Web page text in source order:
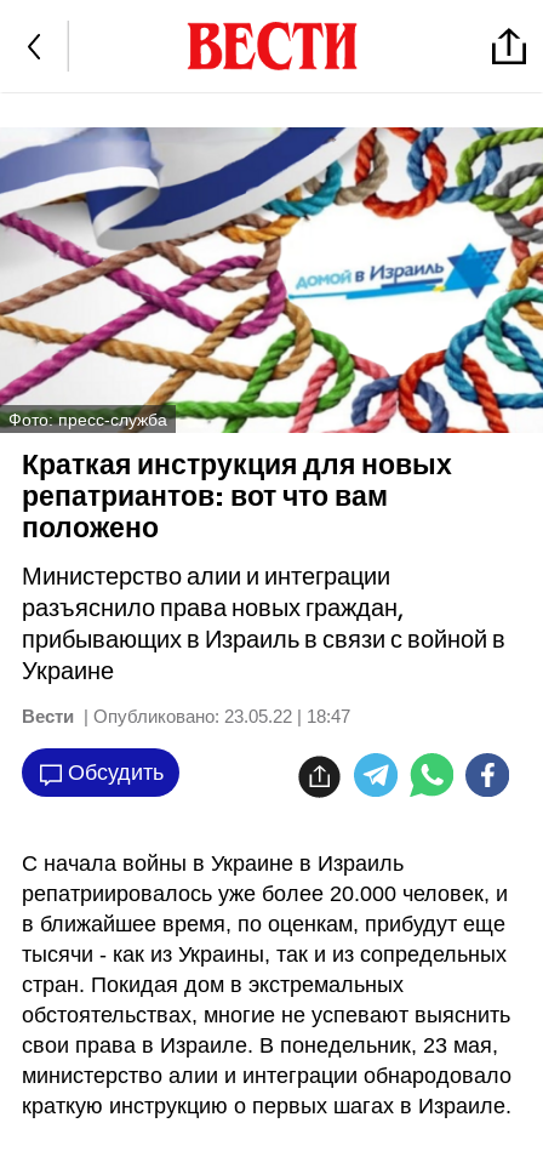
Фото: пресс-служба
Краткая инструкция для новых
репатриантов: вот что вам
положено
Министерство алии и интеграции
разъяснило права новых граждан,
прибывающих в Израиль в связи с войной в
Украине
Вести | Опубликовано: 23.05.22 | 18:47
Обсудить
С начала войны в Украине в Израиль
репатриировалось уже более 20.000 человек, и
в ближайшее время, по оценкам, прибудут еще
тысячи - как из Украины, так и из сопредельных
стран. Покидая дом в экстремальных
обстоятельствах, многие не успевают выяснить
свои права в Израиле. В понедельник, 23 мая,
министерство алии и интеграции обнародовало
краткую инструкцию о первых шагах в Израиле.